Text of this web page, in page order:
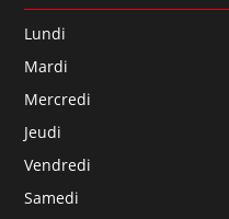
Lundi
Mardi
Mercredi
Jeudi
Vendredi
Samedi